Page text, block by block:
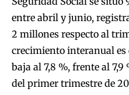
entre abril y junio,
2 millones respecto al
crecimiento interanual es
baja al 7,8 %, frente al
del primer trimestre de